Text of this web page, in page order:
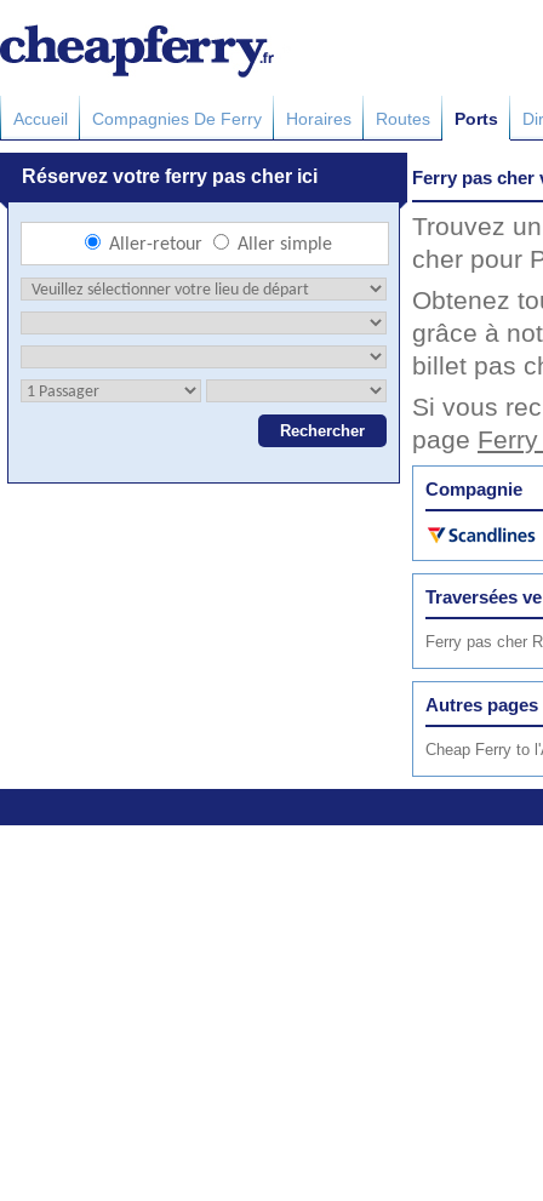
Accueil Compagnies De Ferry Horaires Routes Ports
Ferry pas cher
Trouvez
cher pour
Obtenez
grâce à
billet pas
Si vous
page
Compagnie
Traversées
Ferry pas cher
Autres pages
Cheap Ferry to